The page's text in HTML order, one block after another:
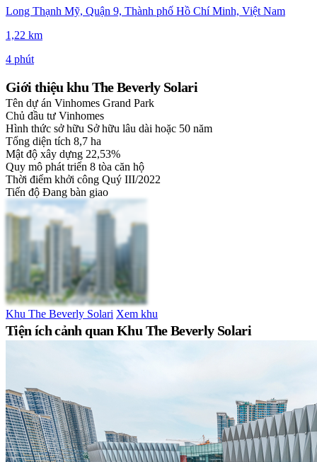
Long Thạnh Mỹ, Quận 9, Thành phố Hồ Chí Minh, Việt Nam
1,22 km
4 phút
Giới thiệu khu The Beverly Solari
Tên dự án Vinhomes Grand Park
Chủ đầu tư Vinhomes
Hình thức sở hữu Sở hữu lâu dài hoặc 50 năm
Tổng diện tích 8,7 ha
Mật độ xây dựng 22,53%
Quy mô phát triển 8 tòa căn hộ
Thời điểm khởi công Quý III/2022
Tiến độ Đang bàn giao
Khu The Beverly Solari Xem khu
Tiện ích cảnh quan Khu The Beverly Solari